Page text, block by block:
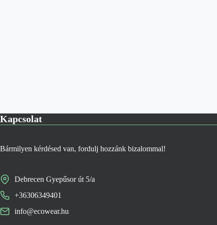
Kapcsolat
Bármilyen kérdésed van, fordulj hozzánk bizalommal!
Debrecen Gyepűsor út 5/a
+36306349401
info@ecowear.hu